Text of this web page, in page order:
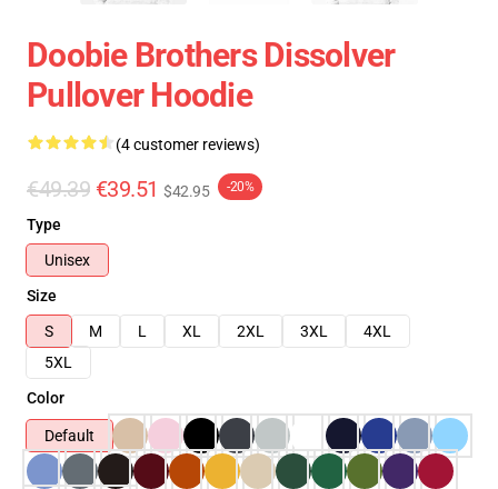
Doobie Brothers Dissolver
Pullover Hoodie
(4 customer reviews)
€49.39 €39.51 $42.95 -20%
Type
Unisex
Size
S
M L XL 2XL 3XL
4XL
5XL
Color
Default